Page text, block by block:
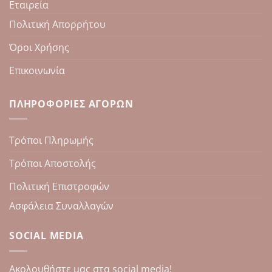
Εταιρεία
Πολιτική Απορρήτου
Όροι Χρήσης
Επικοινωνία
ΠΛΗΡΟΦΟΡΊΕΣ ΑΓΟΡΏΝ
Τρόποι Πληρωμής
Τρόποι Αποστολής
Πολιτική Επιστροφών
Ασφάλεια Συναλλαγών
SOCIAL MEDIA
Aκολουθήστε μας στα social media!